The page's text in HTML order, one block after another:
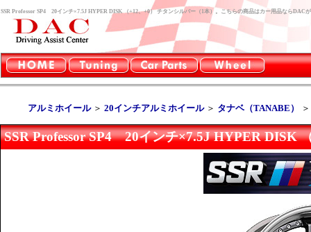
SSR Professor SP4 20インチ×7.5J HYPER DISK （+12、+0） チタンシルバー（1本）。こちらの商品はカー用品ならDAC
アルミホイール＞ 20インチアルミホイール＞ タナベ（TANABE）
SSR Professor SP4 20インチ×7.5J HYPER DISK